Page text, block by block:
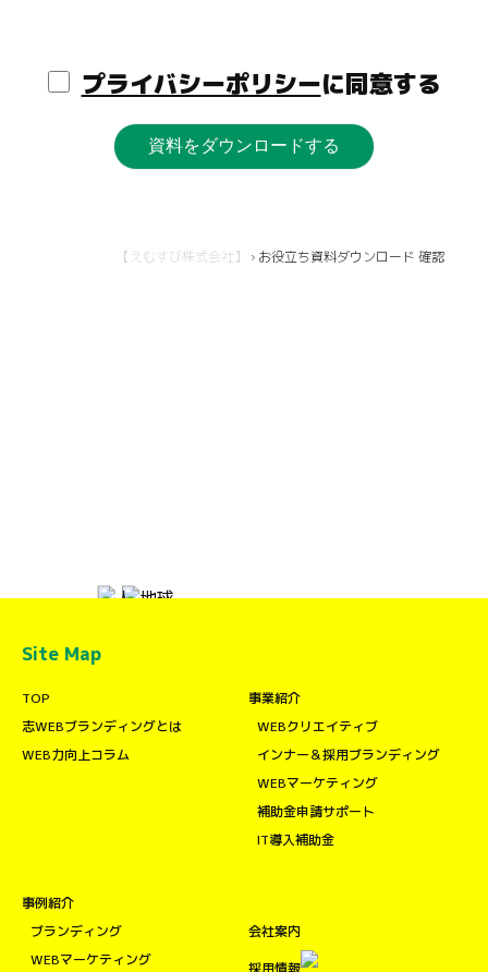
プライバシーポリシーに同意する
【えむすび株式会社】 › お役立ち資料ダウンロード 確認
Site Map
TOP
志WEBブランディングとは
WEB力向上コラム
事業紹介
WEBクリエイティブ
インナー＆採用ブランディング
WEBマーケティング
補助金申請サポート
IT導入補助金
事例紹介
ブランディング
WEBマーケティング
会社案内
採用情報